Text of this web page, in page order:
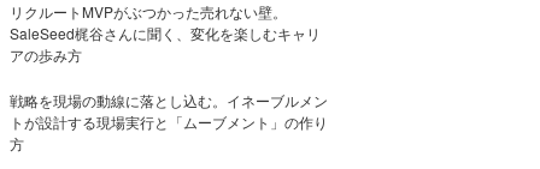
リクルートMVPがぶつかった売れない壁。
SaleSeed梶谷さんに聞く、変化を楽しむキャリ
アの歩み方
戦略を現場の動線に落とし込む。イネーブルメン
トが設計する現場実行と「ムーブメント」の作り
方